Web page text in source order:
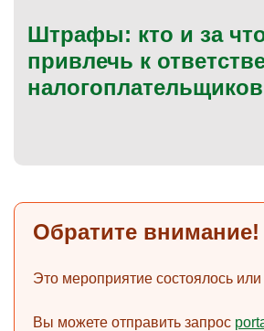
Штрафы: кто и за
привлечь к
налогоплательщиков
Обратите внимание!
Это мероприятие состоялось
Вы можете отправить запрос